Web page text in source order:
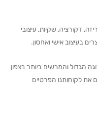
דקורציה, שקיות, עיצובי
בעיצוב אישי ואחסון.
הגדול והמרשים ביותר בצפון
את לקוחותנו הפרטיים